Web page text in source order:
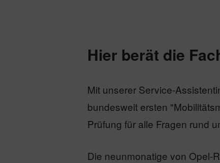
Hier berät die
Mit unserer Service-
bundesweit ersten
Prüfung für alle Fragen rund
Die neunmonatige von Opel-